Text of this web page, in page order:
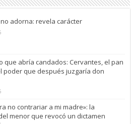
adorna: revela carácter
que abría candados: Cervantes, el pan
poder que después juzgaría don
no contrariar a mi madre»: la
menor que revocó un dictamen